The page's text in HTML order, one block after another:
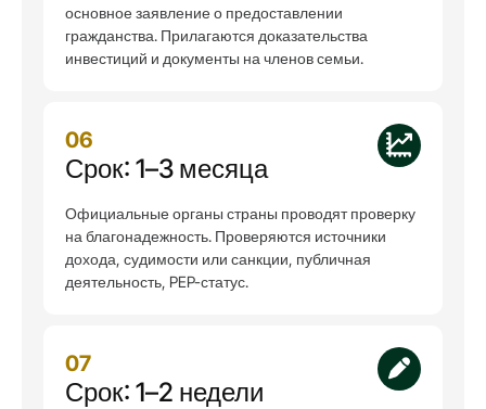
основное заявление о предоставлении
гражданства. Прилагаются доказательства
инвестиций и документы на членов семьи.
06
Срок: 1–3 месяца
Официальные органы страны проводят проверку
на благонадежность. Проверяются источники
дохода, судимости или санкции, публичная
деятельность, PEP-статус.
07
Срок: 1–2 недели